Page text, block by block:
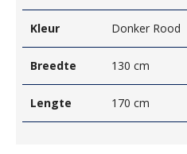
Kleur Donker Rood
Breedte 130 cm
Lengte 170 cm